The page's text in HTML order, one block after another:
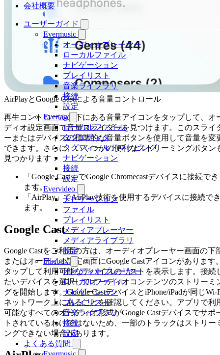
会社概要
ユーザーガイド
Evermusic
オーディオプレーヤー
ローカルファイル
ナビゲーション
プレイリスト
音楽ライブラリ
接続
設定
Evertag
ローカルファイル
タグエディタ
タグフィールドマッピング
ナビゲーション
接続
設定
Evervideo
ナビゲーション
ファイル
プレイリスト
メディアプレーヤー
メディアライブラリ
設定
Flacbox
オーディオプレーヤー
ローカルファイル
ナビゲーション
プレイリスト
音楽ライブラリ
接続
設定
よくある質問
AirPlayとGoogle Castによる音量コントロール
再生コントロールの下にある音量アイコンをタップして、オ
ディオ設定画面で音量スライダーを見つけます。このスライ
ーまたはデバイスの標準的な音量ボタンを使用して音量を変
できます。さらに、いくつかの便利なストリーミングボタン
見つかります：
「Google Cast」でGoogle Chromecastデバイスに接続でき
ます。
「AirPlay」でAirPlay技術を使用するデバイスに接続で
ます。
Google Cast
Google Castをご利用の方は、オーディオプレーヤー画面の下
またはオーディオ設定画面にGoogle Castアイコンがあります
タップして利用可能なデバイスのリストを表示します。接続
たいデバイスを選択してオーディオコンテンツのストリーミ
グを開始します。Google CastデバイスとiPhone/iPadが同じWi-
ネットワーク上にあることを確認してください。アプリで利
可能なすべてのオーディオ形式がGoogle Castデバイスでサポ
トされているわけではないため、一部のトラックはストリー
ングできない場合があります。